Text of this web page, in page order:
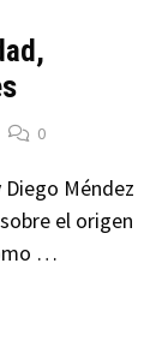
0
Méndez
el origen
…